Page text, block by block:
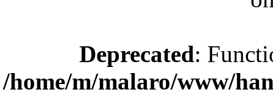
Deprecated:
/home/m/malaro/www/